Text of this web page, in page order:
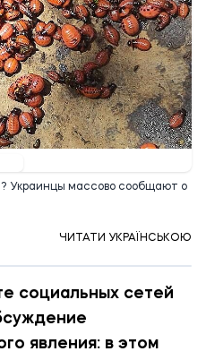
Украинцы массово сообщают о
ЧИТАТИ УКРАЇНСЬКОЮ
социальных сетей
явления: в этом